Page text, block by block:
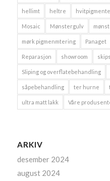
hellimt heltre
Mosaic Mønstergulv
mørk pigmenmtering Panaget
Reparasjon showroom
Sliping og overflatebehandling
såpebehandling ter hurne
ultra matt lakk Våre
ARKIV
desember 2024
august 2024